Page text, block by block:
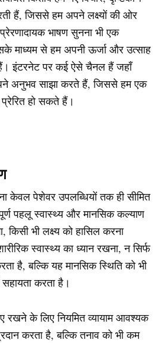
हैं, जिससे हम अपने लक्ष्यों की ओर
भाषण सुनना भी एक
माध्यम से हम अपनी ऊर्जा और उत्साह
इंटरनेट पर कई ऐसे चैनल हैं जहाँ
अनुभव साझा करते हैं, जिससे हम एक
हो सकते हैं।
केवल पेशेवर उपलब्धियों तक ही सीमित
पहलू स्वास्थ्य और मानसिक कल्याण
भी लक्ष्य को हासिल करना
स्वास्थ्य का ध्यान रखना, न सिर्फ
है, बल्कि यह मानसिक स्थिति को भी
करता है।
रखने के लिए नियमित व्यायाम आवश्यक
करता है, बल्कि तनाव को भी कम